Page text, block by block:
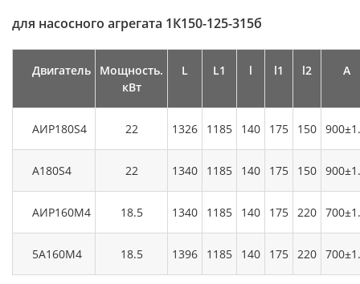
для насосного агрегата 1К150-125-315б
Двигатель
Мощность.
кВт
L L1 l l1 l2 А
АИР180S4 22 1326 1185 140 175 150
A180S4 22 1340 1185 140 175 150
АИР160М4 18.5 1340 1185 140 175 220
5А160М4 18.5 1396 1185 140 175 220